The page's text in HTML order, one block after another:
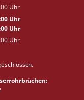
08:00 bis 12:00 Uhr
Uhr
08:00 bis 12:00 Uhr
Uhr
08:00 bis 12:00 Uhr
Uhr
14:00 bis 18:00 Uhr
Uhr